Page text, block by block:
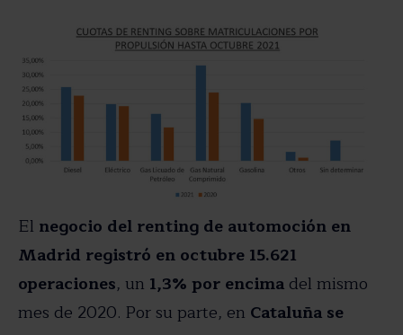
El negocio del renting de automoción en
Madrid registró en octubre 15.621
operaciones, un 1,3% por encima del mismo
mes de 2020. Por su parte, en Cataluña se